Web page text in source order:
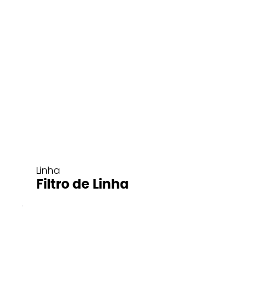
Linha
Filtro de Linha